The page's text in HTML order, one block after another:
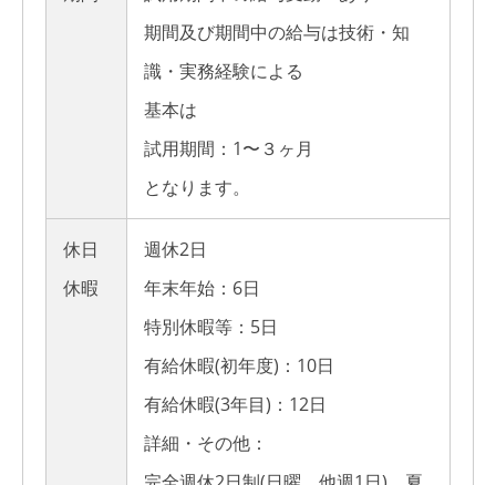
期間及び期間中の給与は技術・知
識・実務経験による
基本は
試用期間：1〜３ヶ月
となります。
休日
休暇
週休2日
年末年始：6日
特別休暇等：5日
有給休暇(初年度)：10日
有給休暇(3年目)：12日
詳細・その他：